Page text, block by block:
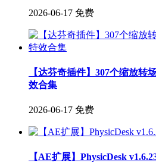
2026-06-17 免费
【达芬奇插件】307个缩放转
效合集
2026-06-17 免费
【AE扩展】PhysicDesk